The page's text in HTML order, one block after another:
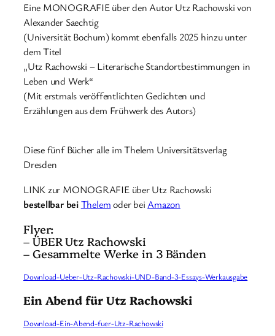
Eine MONOGRAFIE über den Autor Utz Rachowski von
Alexander Saechtig
(Universität Bochum) kommt ebenfalls 2025 hinzu unter
dem Titel
„Utz Rachowski – Literarische Standortbestimmungen in
Leben und Werk“
(Mit erstmals veröffentlichten Gedichten und
Erzählungen aus dem Frühwerk des Autors)
Diese fünf Bücher alle im Thelem Universitätsverlag
Dresden
LINK zur MONOGRAFIE über Utz Rachowski
bestellbar beiThelemoder beiAmazon
Flyer:
– ÜBER Utz Rachowski
– Gesammelte Werke in 3 Bänden
Download-Ueber-Utz-Rachowski-UND-Band-3-Essays-Werkausgabe
Ein Abend für Utz Rachowski
Download-Ein-Abend-fuer-Utz-Rachowski